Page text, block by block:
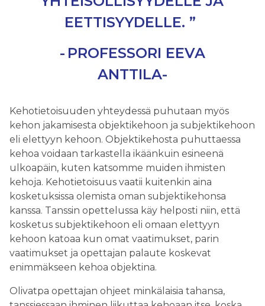
EETTISYYDELLE. ”
PROFESSORI EEVA
ANTTILA-
Kehotietoisuuden yhteydessä puhutaan myös
kehon jakamisesta objektikehoon ja subjektikehoon
eli elettyyn kehoon. Objektikehosta puhuttaessa
kehoa voidaan tarkastella ikäänkuin esineenä
ulkoapäin, kuten katsomme muiden ihmisten
kehoja. Kehotietoisuus vaatii kuitenkin aina
kosketuksissa olemista oman subjektikehonsa
kanssa. Tanssin opettelussa käy helposti niin, että
kosketus subjektikehoon eli omaan elettyyn
kehoon katoaa kun omat vaatimukset, parin
vaatimukset ja opettajan palaute koskevat
enimmäkseen kehoa objektina.
Olivatpa opettajan ohjeet minkälaisia tahansa,